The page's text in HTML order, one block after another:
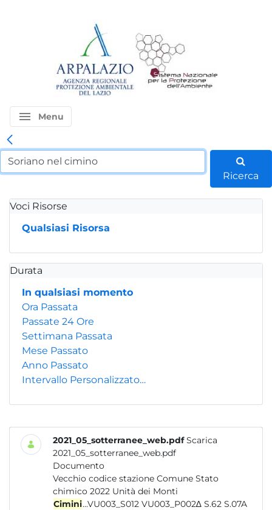
menu Menu
Ricerca
Voci Risorse
Qualsiasi Risorsa
Durata
In qualsiasi momento
Ora Passata
Passate 24 Ore
Settimana Passata
Mese Passato
Anno Passato
Intervallo Personalizzato…
2021_05_sotterranee_web.pdf Scarica
2021_05_sotterranee_web.pdf
Documento
Vecchio codice stazione Comune Stato
chimico 2022 Unità dei Monti
Cimini...VU003_S012 VU003_P002∆ S.62 S.07A